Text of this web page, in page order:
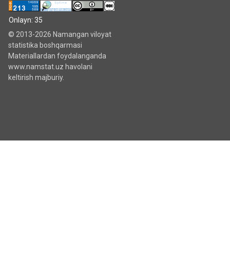
Onlayn: 35
© 2013-2026 Namangan viloyat
statistika boshqarmasi
Materiallardan foydalanganda
www.namstat.uz havolani
keltirish majburiy.